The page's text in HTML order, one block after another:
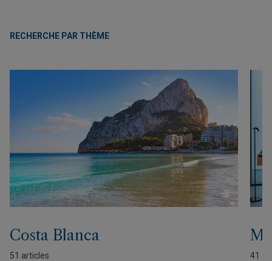
RECHERCHE PAR THÈME
Costa Blanca
51 articles 41